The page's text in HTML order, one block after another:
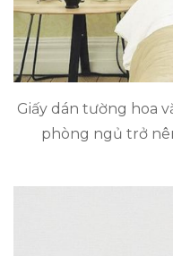
Giấy dán tường hoa
phòng ngủ trở